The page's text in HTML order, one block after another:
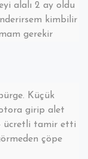
alalı 2 ay oldu
kimbilir
gerekir
Küçük
girip alet
ücretli tamir etti
çöpe